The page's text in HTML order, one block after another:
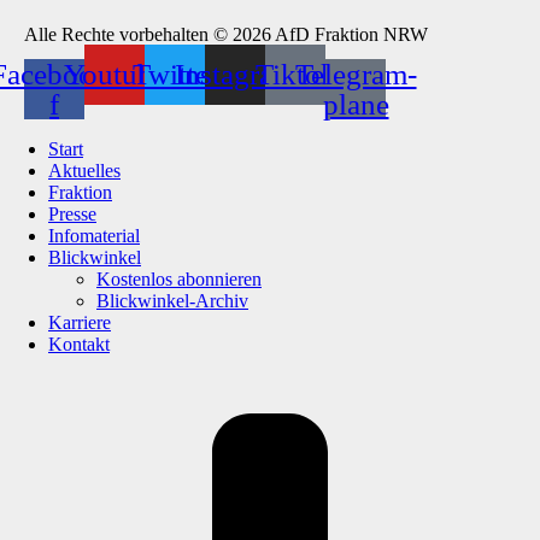
Alle Rechte vorbehalten © 2026 AfD Fraktion NRW
f
YoutubeTwitterInstagramTiktokTelegram-
plane
Start
Aktuelles
Fraktion
Presse
Infomaterial
Blickwinkel
Kostenlos abonnieren
Blickwinkel-Archiv
Karriere
Kontakt